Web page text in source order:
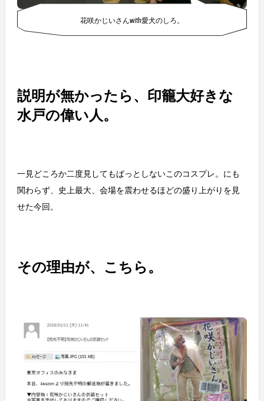
花咲かじいさんwith愛犬のしろ。
説明が無かったら、印籠大好きな
水戸の偉い人。
一見どころか二度見してもぱっとしないこのコスプレ。にも
関わらず、史上最大、会場を震わせるほどの盛り上がりを見
せた今回。
その理由が、こちら。